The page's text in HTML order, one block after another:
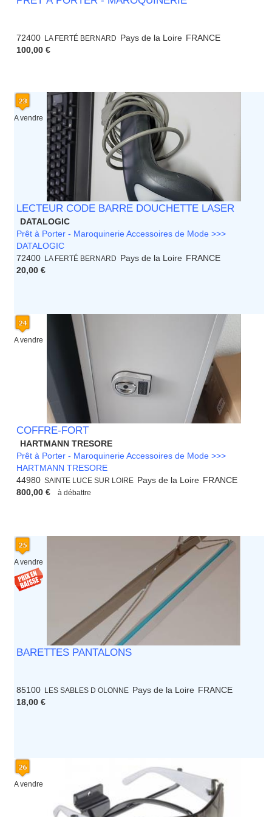
72400 LA FERTÉ BERNARD Pays de la Loire FRANCE
100,00 €
A vendre
LECTEUR CODE BARRE DOUCHETTE LASER
DATALOGIC
Prêt à Porter - Maroquinerie Accessoires de Mode >>>
DATALOGIC
72400
LA FERTÉ BERNARD Pays de la Loire FRANCE
20,00 €
A vendre
COFFRE-FORT
HARTMANN TRESORE
Prêt à Porter - Maroquinerie Accessoires de Mode >>>
HARTMANN TRESORE
44980 SAINTE LUCE SUR LOIRE Pays de la Loire FRANCE
800,00 €
à débattre
A vendre
BARETTES PANTALONS
85100 LES SABLES D OLONNE Pays de la Loire FRANCE
18,00 €
A vendre